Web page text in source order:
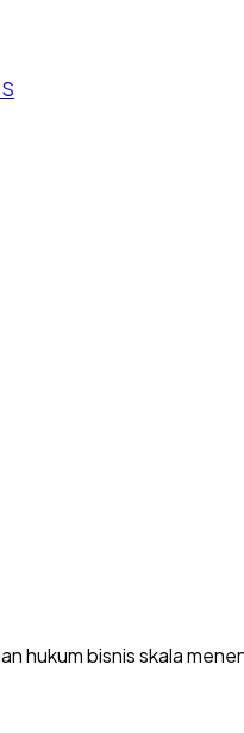
hukum bisnis skala